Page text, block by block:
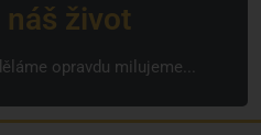
náš život
opravdu milujeme...